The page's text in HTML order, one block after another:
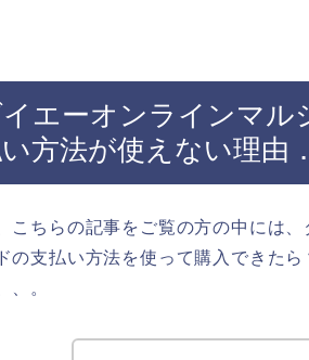
イエーオンラインマル
方法が使えない理由
こちらの記事をご覧の方の中には
の支払い方法を使って購入できた
、。